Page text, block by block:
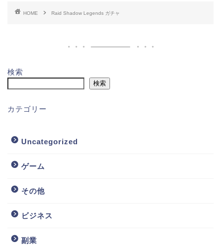
HOME Raid Shadow Legends ガチャ
検索
検索
カテゴリー
Uncategorized
ゲーム
その他
ビジネス
副業